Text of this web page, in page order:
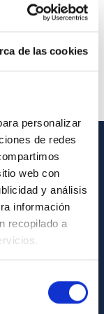
de las cookies
personalizar
de redes
web con
y análisis
información
recopilado a